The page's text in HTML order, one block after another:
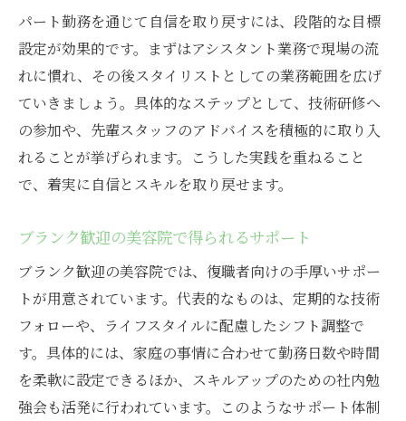
パート勤務を通じて自信を取り戻すには、段階的な目標
設定が効果的です。まずはアシスタント業務で現場の流
れに慣れ、その後スタイリストとしての業務範囲を広げ
ていきましょう。具体的なステップとして、技術研修へ
の参加や、先輩スタッフのアドバイスを積極的に取り入
れることが挙げられます。こうした実践を重ねること
で、着実に自信とスキルを取り戻せます。
ブランク歓迎の美容院で得られるサポート
ブランク歓迎の美容院では、復職者向けの手厚いサポー
トが用意されています。代表的なものは、定期的な技術
フォローや、ライフスタイルに配慮したシフト調整で
す。具体的には、家庭の事情に合わせて勤務日数や時間
を柔軟に設定できるほか、スキルアップのための社内勉
強会も活発に行われています。このようなサポート体制